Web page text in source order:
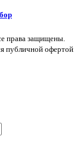
права защищены.
публичной офертой.